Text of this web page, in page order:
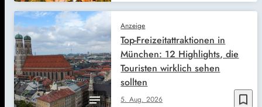
bookmark_border
Anzeige
5. Aug. 2026
Top-Freizeitattraktionen in
München: 12 Highlights, die
Touristen wirklich sehen
sollten